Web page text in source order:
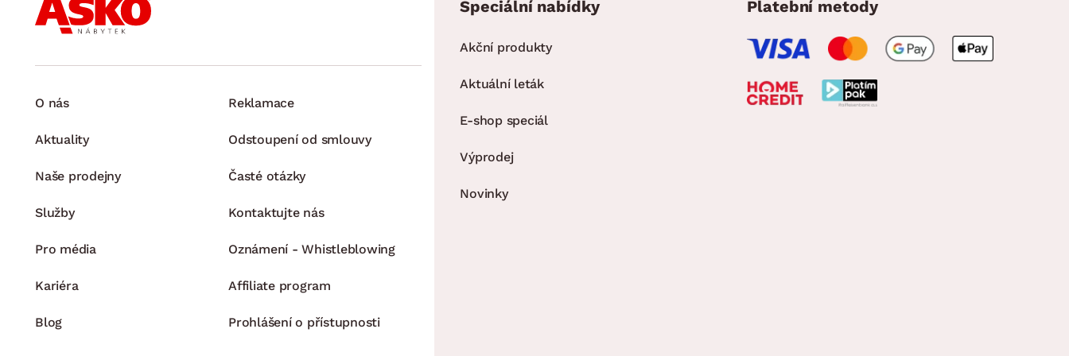
O nás
Aktuality
Naše prodejny
Služby
Pro média
Kariéra
Blog
Reklamace
Odstoupení od smlouvy
Časté otázky
Kontaktujte nás
Oznámení - Whistleblowing
Affiliate program
Prohlášení o přístupnosti
Speciální nabídky
Akční produkty
Aktuální leták
E-shop speciál
Výprodej
Novinky
Platební metody